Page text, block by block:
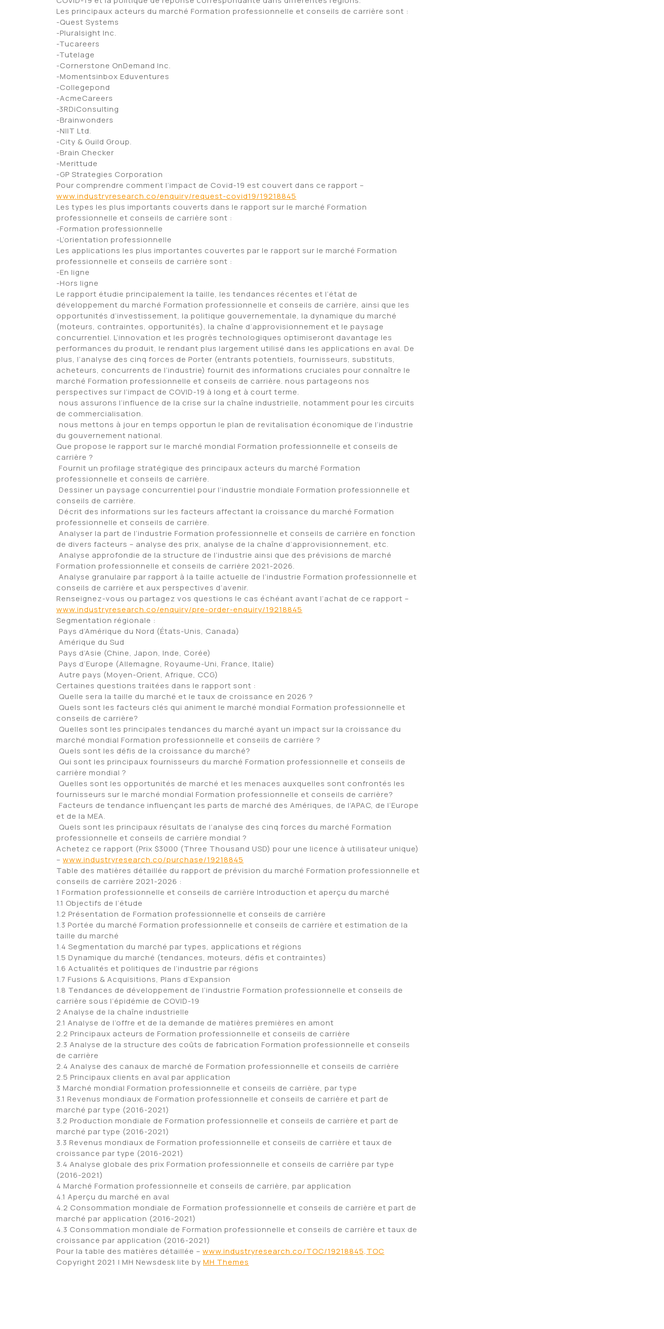
Les principaux acteurs du marché Formation professionnelle et conseils de carrière sont :
-Quest Systems
-Pluralsight Inc.
-Tucareers
-Tutelage
-Cornerstone OnDemand Inc.
-Momentsinbox Eduventures
-Collegepond
-AcmeCareers
-3RDiConsulting
-Brainwonders
-NIIT Ltd.
-City & Guild Group.
-Brain Checker
-Merittude
-GP Strategies Corporation
Pour comprendre comment l’impact de Covid-19 est couvert dans ce rapport –
www.industryresearch.co/enquiry/request-covid19/19218845
Les types les plus importants couverts dans le rapport sur le marché Formation
professionnelle et conseils de carrière sont :
-Formation professionnelle
-L’orientation professionnelle
Les applications les plus importantes couvertes par le rapport sur le marché Formation
professionnelle et conseils de carrière sont :
-En ligne
-Hors ligne
Le rapport étudie principalement la taille, les tendances récentes et l’état de
développement du marché Formation professionnelle et conseils de carrière, ainsi que les
opportunités d’investissement, la politique gouvernementale, la dynamique du marché
(moteurs, contraintes, opportunités), la chaîne d’approvisionnement et le paysage
concurrentiel. L’innovation et les progrès technologiques optimiseront davantage les
performances du produit, le rendant plus largement utilisé dans les applications en aval. De
plus, l’analyse des cinq forces de Porter (entrants potentiels, fournisseurs, substituts,
acheteurs, concurrents de l’industrie) fournit des informations cruciales pour connaître le
marché Formation professionnelle et conseils de carrière. nous partageons nos
perspectives sur l’impact de COVID-19 à long et à court terme.
 nous assurons l’influence de la crise sur la chaîne industrielle, notamment pour les circuits
de commercialisation.
 nous mettons à jour en temps opportun le plan de revitalisation économique de l’industrie
du gouvernement national.
Que propose le rapport sur le marché mondial Formation professionnelle et conseils de
carrière ?
 Fournit un profilage stratégique des principaux acteurs du marché Formation
professionnelle et conseils de carrière.
 Dessiner un paysage concurrentiel pour l’industrie mondiale Formation professionnelle et
conseils de carrière.
 Décrit des informations sur les facteurs affectant la croissance du marché Formation
professionnelle et conseils de carrière.
 Analyser la part de l’industrie Formation professionnelle et conseils de carrière en fonction
de divers facteurs – analyse des prix, analyse de la chaîne d’approvisionnement, etc.
 Analyse approfondie de la structure de l’industrie ainsi que des prévisions de marché
Formation professionnelle et conseils de carrière 2021-2026.
 Analyse granulaire par rapport à la taille actuelle de l’industrie Formation professionnelle et
conseils de carrière et aux perspectives d’avenir.
Renseignez-vous ou partagez vos questions le cas échéant avant l’achat de ce rapport –
www.industryresearch.co/enquiry/pre-order-enquiry/19218845
Segmentation régionale :
 Pays d’Amérique du Nord (États-Unis, Canada)
 Amérique du Sud
 Pays d’Asie (Chine, Japon, Inde, Corée)
 Pays d’Europe (Allemagne, Royaume-Uni, France, Italie)
 Autre pays (Moyen-Orient, Afrique, CCG)
Certaines questions traitées dans le rapport sont :
 Quelle sera la taille du marché et le taux de croissance en 2026 ?
 Quels sont les facteurs clés qui animent le marché mondial Formation professionnelle et
conseils de carrière?
 Quelles sont les principales tendances du marché ayant un impact sur la croissance du
marché mondial Formation professionnelle et conseils de carrière ?
 Quels sont les défis de la croissance du marché?
 Qui sont les principaux fournisseurs du marché Formation professionnelle et conseils de
carrière mondial ?
 Quelles sont les opportunités de marché et les menaces auxquelles sont confrontés les
fournisseurs sur le marché mondial Formation professionnelle et conseils de carrière?
 Facteurs de tendance influençant les parts de marché des Amériques, de l’APAC, de l’Europe
et de la MEA.
 Quels sont les principaux résultats de l’analyse des cinq forces du marché Formation
professionnelle et conseils de carrière mondial ?
Achetez ce rapport (Prix $3000 (Three Thousand USD) pour une licence à utilisateur unique)
– www.industryresearch.co/purchase/19218845
Table des matières détaillée du rapport de prévision du marché Formation professionnelle et
conseils de carrière 2021-2026 :
1 Formation professionnelle et conseils de carrière Introduction et aperçu du marché
1.1 Objectifs de l’étude
1.2 Présentation de Formation professionnelle et conseils de carrière
1.3 Portée du marché Formation professionnelle et conseils de carrière et estimation de la
taille du marché
1.4 Segmentation du marché par types, applications et régions
1.5 Dynamique du marché (tendances, moteurs, défis et contraintes)
1.6 Actualités et politiques de l’industrie par régions
1.7 Fusions & Acquisitions, Plans d’Expansion
1.8 Tendances de développement de l’industrie Formation professionnelle et conseils de
carrière sous l’épidémie de COVID-19
2 Analyse de la chaîne industrielle
2.1 Analyse de l’offre et de la demande de matières premières en amont
2.2 Principaux acteurs de Formation professionnelle et conseils de carrière
2.3 Analyse de la structure des coûts de fabrication Formation professionnelle et conseils
de carrière
2.4 Analyse des canaux de marché de Formation professionnelle et conseils de carrière
2.5 Principaux clients en aval par application
3 Marché mondial Formation professionnelle et conseils de carrière, par type
3.1 Revenus mondiaux de Formation professionnelle et conseils de carrière et part de
marché par type (2016-2021)
3.2 Production mondiale de Formation professionnelle et conseils de carrière et part de
marché par type (2016-2021)
3.3 Revenus mondiaux de Formation professionnelle et conseils de carrière et taux de
croissance par type (2016-2021)
3.4 Analyse globale des prix Formation professionnelle et conseils de carrière par type
(2016-2021)
4 Marché Formation professionnelle et conseils de carrière, par application
4.1 Aperçu du marché en aval
4.2 Consommation mondiale de Formation professionnelle et conseils de carrière et part de
marché par application (2016-2021)
4.3 Consommation mondiale de Formation professionnelle et conseils de carrière et taux de
croissance par application (2016-2021)
Pour la table des matières détaillée – www.industryresearch.co/TOC/19218845,TOC
Copyright 2021 | MH Newsdesk lite by MH Themes